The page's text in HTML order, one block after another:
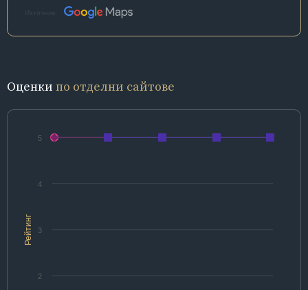
Източник:
Оценки по отделни сайтове
Рейтинг
2
3
4
5